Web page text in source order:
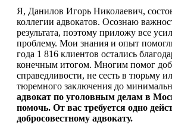
Я, Данилов Игорь Николаевич,
коллегии адвокатов. Осознаю
результата, поэтому приложу все
проблему. Мои знания и опыт
года 1 816 клиентов остались
конечным итогом. Многим помог
справедливости, не сесть в тюрьму
тюремного заключения до
адвокат по уголовным делам в
помочь. От вас требуется одно
добросовестному адвокату.